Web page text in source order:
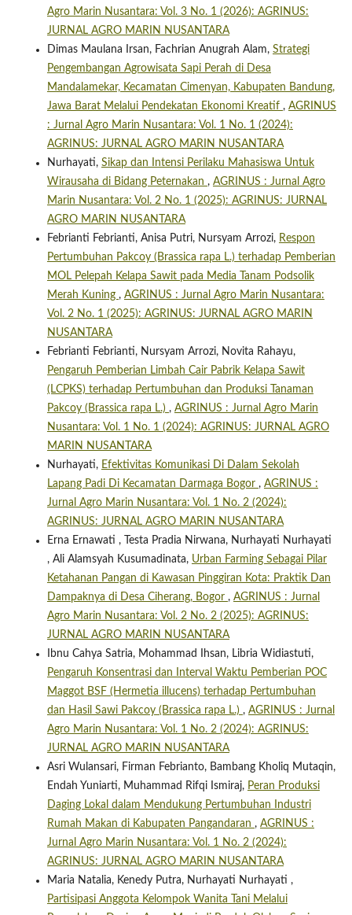
Agro Marin Nusantara: Vol. 3 No. 1 (2026): AGRINUS:
JURNAL AGRO MARIN NUSANTARA
Dimas Maulana Irsan, Fachrian Anugrah Alam, Strategi
Pengembangan Agrowisata Sapi Perah di Desa
Mandalamekar, Kecamatan Cimenyan, Kabupaten Bandung,
Jawa Barat Melalui Pendekatan Ekonomi Kreatif , AGRINUS
: Jurnal Agro Marin Nusantara: Vol. 1 No. 1 (2024):
AGRINUS: JURNAL AGRO MARIN NUSANTARA
Nurhayati, Sikap dan Intensi Perilaku Mahasiswa Untuk
Wirausaha di Bidang Peternakan , AGRINUS : Jurnal Agro
Marin Nusantara: Vol. 2 No. 1 (2025): AGRINUS: JURNAL
AGRO MARIN NUSANTARA
Febrianti Febrianti, Anisa Putri, Nursyam Arrozi, Respon
Pertumbuhan Pakcoy (Brassica rapa L.) terhadap Pemberian
MOL Pelepah Kelapa Sawit pada Media Tanam Podsolik
Merah Kuning , AGRINUS : Jurnal Agro Marin Nusantara:
Vol. 2 No. 1 (2025): AGRINUS: JURNAL AGRO MARIN
NUSANTARA
Febrianti Febrianti, Nursyam Arrozi, Novita Rahayu,
Pengaruh Pemberian Limbah Cair Pabrik Kelapa Sawit
(LCPKS) terhadap Pertumbuhan dan Produksi Tanaman
Pakcoy (Brassica rapa L.) , AGRINUS : Jurnal Agro Marin
Nusantara: Vol. 1 No. 1 (2024): AGRINUS: JURNAL AGRO
MARIN NUSANTARA
Nurhayati, Efektivitas Komunikasi Di Dalam Sekolah
Lapang Padi Di Kecamatan Darmaga Bogor , AGRINUS :
Jurnal Agro Marin Nusantara: Vol. 1 No. 2 (2024):
AGRINUS: JURNAL AGRO MARIN NUSANTARA
Erna Ernawati , Testa Pradia Nirwana, Nurhayati Nurhayati
, Ali Alamsyah Kusumadinata, Urban Farming Sebagai Pilar
Ketahanan Pangan di Kawasan Pinggiran Kota: Praktik Dan
Dampaknya di Desa Ciherang, Bogor , AGRINUS : Jurnal
Agro Marin Nusantara: Vol. 2 No. 2 (2025): AGRINUS:
JURNAL AGRO MARIN NUSANTARA
Ibnu Cahya Satria, Mohammad Ihsan, Libria Widiastuti,
Pengaruh Konsentrasi dan Interval Waktu Pemberian POC
Maggot BSF (Hermetia illucens) terhadap Pertumbuhan
dan Hasil Sawi Pakcoy (Brassica rapa L.) , AGRINUS : Jurnal
Agro Marin Nusantara: Vol. 1 No. 2 (2024): AGRINUS:
JURNAL AGRO MARIN NUSANTARA
Asri Wulansari, Firman Febrianto, Bambang Kholiq Mutaqin,
Endah Yuniarti, Muhammad Rifqi Ismiraj, Peran Produksi
Daging Lokal dalam Mendukung Pertumbuhan Industri
Rumah Makan di Kabupaten Pangandaran , AGRINUS :
Jurnal Agro Marin Nusantara: Vol. 1 No. 2 (2024):
AGRINUS: JURNAL AGRO MARIN NUSANTARA
Maria Natalia, Kenedy Putra, Nurhayati Nurhayati ,
Partisipasi Anggota Kelompok Wanita Tani Melalui